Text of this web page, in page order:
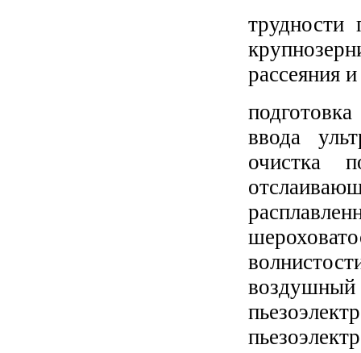
трудности
рассеяния
ввода
очистка